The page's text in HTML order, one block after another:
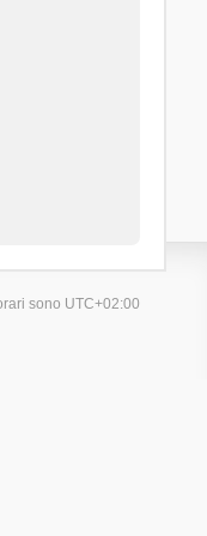
sono UTC+02:00